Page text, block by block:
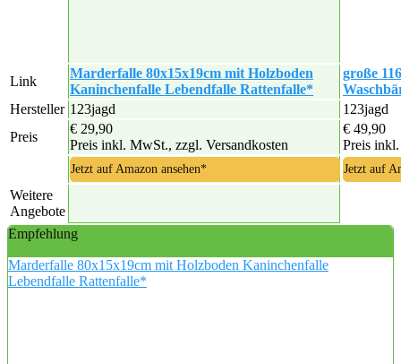
Link
Marderfalle 80x15x19cm mit Holzboden
Kaninchenfalle Lebendfalle Rattenfalle*
große
Hersteller 123jagd
123jagd
Preis
€ 29,90
Preis inkl. MwSt., zzgl. Versandkosten
€ 49,90
Preis
Jetzt auf Amazon ansehen* Jetzt auf
Weitere
Angebote
Empfehlung
Marderfalle 80x15x19cm mit Holzboden Kaninchenfalle
Lebendfalle Rattenfalle*